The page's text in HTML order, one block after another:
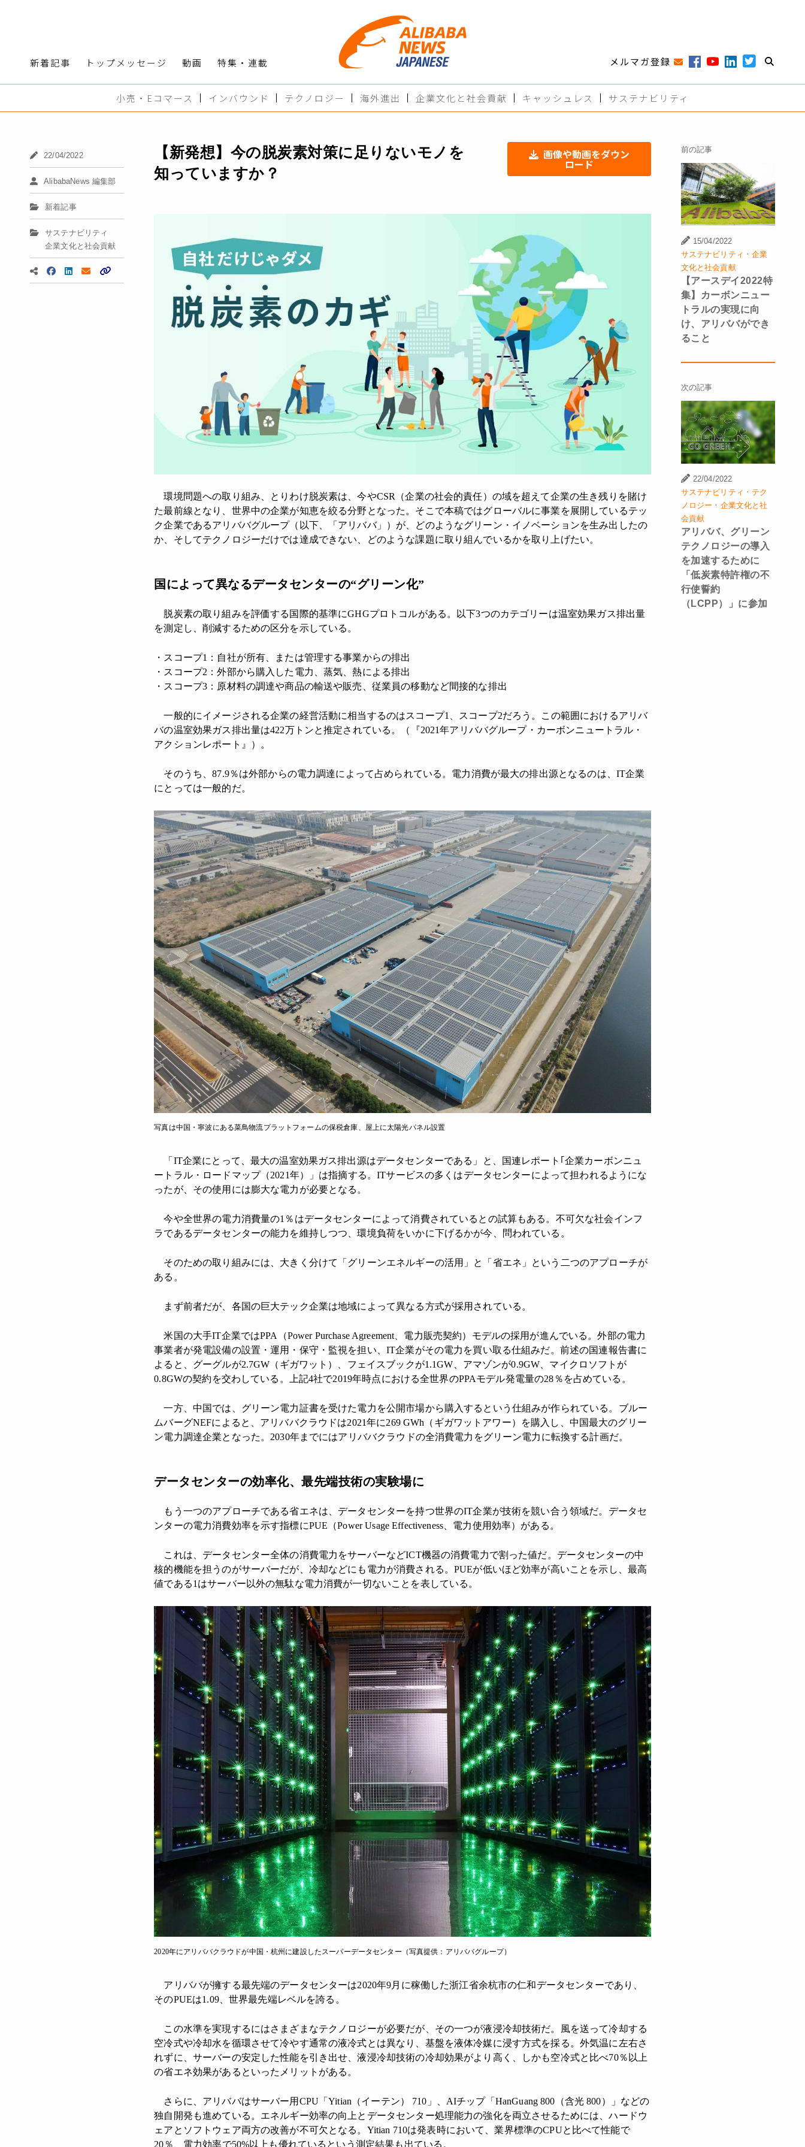
新着記事 トップメッセージ 動画 特集・連載 メルマガ登録
小売・Eコマース インバウンド テクノロジー 海外進出 企業文化と社会貢献 キャッシュレス サステナビリティ
22/04/2022
AlibabaNews 編集部
新着記事
サステナビリティ
企業文化と社会貢献
【新発想】今の脱炭素対策に足りないモノを
知っていますか？
画像や動画をダウン
ロード
環境問題への取り組み、とりわけ脱炭素は、今やCSR（企業の社会的責任）の域を超えて企業の生き残りを賭け
た最前線となり、世界中の企業が知恵を絞る分野となった。そこで本稿ではグローバルに事業を展開しているテッ
ク企業であるアリババグループ（以下、「アリババ」）が、どのようなグリーン・イノベーションを生み出したの
か、そしてテクノロジーだけでは達成できない、どのような課題に取り組んでいるかを取り上げたい。
国によって異なるデータセンターの“グリーン化”
脱炭素の取り組みを評価する国際的基準にGHGプロトコルがある。以下3つのカテゴリーは温室効果ガス排出量
を測定し、削減するための区分を示している。
・スコープ1：自社が所有、または管理する事業からの排出
・スコープ2：外部から購入した電力、蒸気、熱による排出
・スコープ3：原材料の調達や商品の輸送や販売、従業員の移動など間接的な排出
一般的にイメージされる企業の経営活動に相当するのはスコープ1、スコープ2だろう。この範囲におけるアリバ
バの温室効果ガス排出量は422万トンと推定されている。（『2021年アリババグループ・カーボンニュートラル・
アクションレポート』）。
そのうち、87.9％は外部からの電力調達によって占められている。電力消費が最大の排出源となるのは、IT企業
にとっては一般的だ。
写真は中国・寧波にある菜鳥物流プラットフォームの保税倉庫、屋上に太陽光パネル設置
「IT企業にとって、最大の温室効果ガス排出源はデータセンターである」と、国連レポート｢企業カーボンニュ
ートラル・ロードマップ（2021年）」は指摘する。ITサービスの多くはデータセンターによって担われるようにな
ったが、その使用には膨大な電力が必要となる。
今や全世界の電力消費量の1％はデータセンターによって消費されているとの試算もある。不可欠な社会インフ
ラであるデータセンターの能力を維持しつつ、環境負荷をいかに下げるかが今、問われている。
そのための取り組みには、大きく分けて「グリーンエネルギーの活用」と「省エネ」という二つのアプローチが
ある。
まず前者だが、各国の巨大テック企業は地域によって異なる方式が採用されている。
米国の大手IT企業ではPPA（Power Purchase Agreement、電力販売契約）モデルの採用が進んでいる。外部の電力
事業者が発電設備の設置・運用・保守・監視を担い、IT企業がその電力を買い取る仕組みだ。前述の国連報告書に
よると、グーグルが2.7GW（ギガワット）、フェイスブックが1.1GW、アマゾンが0.9GW、マイクロソフトが
0.8GWの契約を交わしている。上記4社で2019年時点における全世界のPPAモデル発電量の28％を占めている。
一方、中国では、グリーン電力証書を受けた電力を公開市場から購入するという仕組みが作られている。ブルー
ムバーグNEFによると、アリババクラウドは2021年に269 GWh（ギガワットアワー）を購入し、中国最大のグリー
ン電力調達企業となった。2030年までにはアリババクラウドの全消費電力をグリーン電力に転換する計画だ。
データセンターの効率化、最先端技術の実験場に
もう一つのアプローチである省エネは、データセンターを持つ世界のIT企業が技術を競い合う領域だ。データセ
ンターの電力消費効率を示す指標にPUE（Power Usage Effectiveness、電力使用効率）がある。
これは、データセンター全体の消費電力をサーバーなどICT機器の消費電力で割った値だ。データセンターの中
核的機能を担うのがサーバーだが、冷却などにも電力が消費される。PUEが低いほど効率が高いことを示し、最高
値である1はサーバー以外の無駄な電力消費が一切ないことを表している。
2020年にアリババクラウドが中国・杭州に建設したスーパーデータセンター（写真提供：アリババグループ）
アリババが擁する最先端のデータセンターは2020年9月に稼働した浙江省余杭市の仁和データセンターであり、
そのPUEは1.09、世界最先端レベルを誇る。
この水準を実現するにはさまざまなテクノロジーが必要だが、その一つが液浸冷却技術だ。風を送って冷却する
空冷式や冷却水を循環させて冷やす通常の液冷式とは異なり、基盤を液体冷媒に浸す方式を採る。外気温に左右さ
れずに、サーバーの安定した性能を引き出せ、液浸冷却技術の冷却効果がより高く、しかも空冷式と比べ70％以上
の省エネ効果があるといったメリットがある。
さらに、アリババはサーバー用CPU「Yitian（イーテン） 710」、AIチップ「HanGuang 800（含光 800）」などの
独自開発も進めている。エネルギー効率の向上とデータセンター処理能力の強化を両立させるためには、ハードウ
ェアとソフトウェア両方の改善が不可欠となる。Yitian 710は発表時において、業界標準のCPUと比べて性能で
20％、電力効率で50%以上も優れているという測定結果も出ている。
前の記事
15/04/2022
サステナビリティ ·企業
文化と社会貢献
【アースデイ2022特
集】カーボンニュー
トラルの実現に向
け、アリババができ
ること
次の記事
22/04/2022
サステナビリティ · テク
ノロジー · 企業文化と社
会貢献
アリババ、グリーン
テクノロジーの導入
を加速するために
「低炭素特許権の不
行使誓約
（LCPP）」に参加